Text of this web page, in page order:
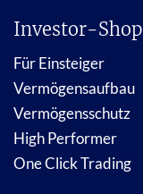
Investor-Shop
Für Einsteiger
Vermögensaufbau
Vermögensschutz
High Performer
One Click Trading